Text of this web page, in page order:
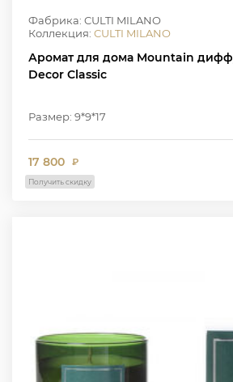
Фабрика: CULTI MILANO
Коллекция: CULTI MILANO
Аромат для дома Mountain
Decor Classic
Размер: 9*9*17
17 800 ₽
Получить скидку